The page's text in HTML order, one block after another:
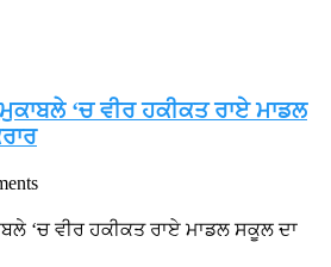
‘ਚ ਵੀਰ ਹਕੀਕਤ ਰਾਏ ਮਾਡਲ
‘ਚ ਵੀਰ ਹਕੀਕਤ ਰਾਏ ਮਾਡਲ ਸਕੂਲ ਦਾ